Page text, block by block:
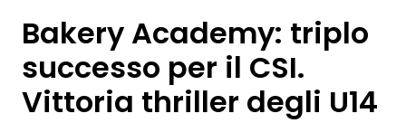
Bakery Academy: triplo
successo per il CSI.
Vittoria thriller degli U14